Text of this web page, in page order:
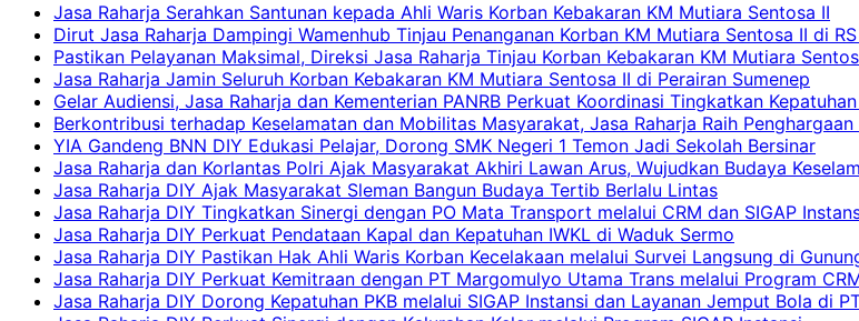
Jasa Raharja Serahkan Santunan kepada Ahli Waris Korban Kebakaran KM Mutiara Sentosa II
Dirut Jasa Raharja Dampingi Wamenhub Tinjau Penanganan Korban KM Mutiara Sentosa II di
Pastikan Pelayanan Maksimal, Direksi Jasa Raharja Tinjau Korban Kebakaran KM Mutiara
Jasa Raharja Jamin Seluruh Korban Kebakaran KM Mutiara Sentosa II di Perairan Sumenep
Gelar Audiensi, Jasa Raharja dan Kementerian PANRB Perkuat Koordinasi Tingkatkan
Berkontribusi terhadap Keselamatan dan Mobilitas Masyarakat, Jasa Raharja Raih
YIA Gandeng BNN DIY Edukasi Pelajar, Dorong SMK Negeri 1 Temon Jadi Sekolah Bersinar
Jasa Raharja dan Korlantas Polri Ajak Masyarakat Akhiri Lawan Arus, Wujudkan Budaya
Jasa Raharja DIY Ajak Masyarakat Sleman Bangun Budaya Tertib Berlalu Lintas
Jasa Raharja DIY Tingkatkan Sinergi dengan PO Mata Transport melalui CRM dan SIGAP
Jasa Raharja DIY Perkuat Pendataan Kapal dan Kepatuhan IWKL di Waduk Sermo
Jasa Raharja DIY Pastikan Hak Ahli Waris Korban Kecelakaan melalui Survei Langsung di
Jasa Raharja DIY Perkuat Kemitraan dengan PT Margomulyo Utama Trans melalui Program
Jasa Raharja DIY Dorong Kepatuhan PKB melalui SIGAP Instansi dan Layanan Jemput Bola di